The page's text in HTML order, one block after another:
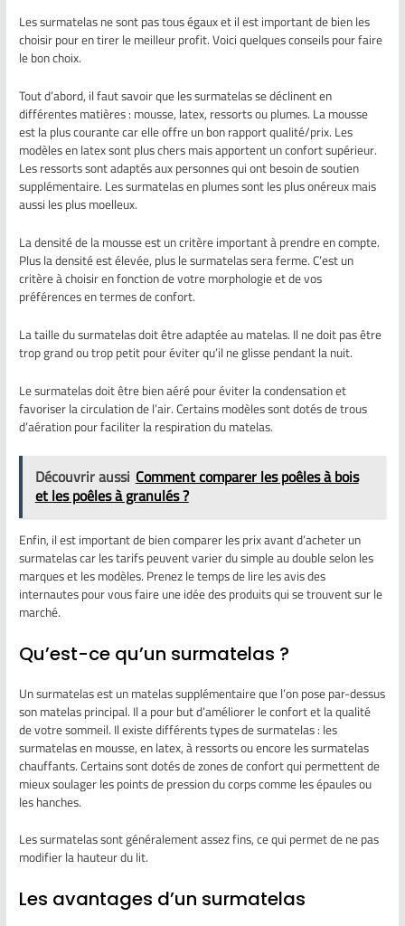
Les surmatelas ne sont pas tous égaux et il est important de bien les
choisir pour en tirer le meilleur profit. Voici quelques conseils pour faire
le bon choix.
Tout d’abord, il faut savoir que les surmatelas se déclinent en
différentes matières : mousse, latex, ressorts ou plumes. La mousse
est la plus courante car elle offre un bon rapport qualité/prix. Les
modèles en latex sont plus chers mais apportent un confort supérieur.
Les ressorts sont adaptés aux personnes qui ont besoin de soutien
supplémentaire. Les surmatelas en plumes sont les plus onéreux mais
aussi les plus moelleux.
La densité de la mousse est un critère important à prendre en compte.
Plus la densité est élevée, plus le surmatelas sera ferme. C’est un
critère à choisir en fonction de votre morphologie et de vos
préférences en termes de confort.
La taille du surmatelas doit être adaptée au matelas. Il ne doit pas être
trop grand ou trop petit pour éviter qu’il ne glisse pendant la nuit.
Le surmatelas doit être bien aéré pour éviter la condensation et
favoriser la circulation de l’air. Certains modèles sont dotés de trous
d’aération pour faciliter la respiration du matelas.
Découvrir aussi Comment comparer les poêles à bois
et les poêles à granulés ?
Enfin, il est important de bien comparer les prix avant d’acheter un
surmatelas car les tarifs peuvent varier du simple au double selon les
marques et les modèles. Prenez le temps de lire les avis des
internautes pour vous faire une idée des produits qui se trouvent sur le
marché.
Qu’est-ce qu’un surmatelas ?
Un surmatelas est un matelas supplémentaire que l’on pose par-dessus
son matelas principal. Il a pour but d’améliorer le confort et la qualité
de votre sommeil. Il existe différents types de surmatelas : les
surmatelas en mousse, en latex, à ressorts ou encore les surmatelas
chauffants. Certains sont dotés de zones de confort qui permettent de
mieux soulager les points de pression du corps comme les épaules ou
les hanches.
Les surmatelas sont généralement assez fins, ce qui permet de ne pas
modifier la hauteur du lit.
Les avantages d’un surmatelas